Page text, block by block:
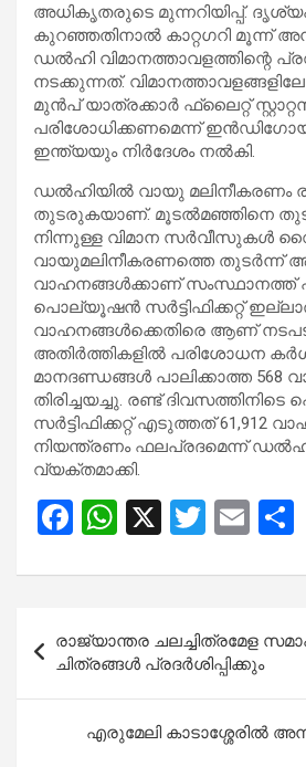
അധികൃതരുടെ മുന്നറിയിപ്പ്.
കുറഞ്ഞതിനാൽ കാറ്റഗറി മൂന്ന്
ഡൽഹി വിമാനത്താവളത്തിന്റെ
നടക്കുന്നത്.
മുൻപ് യാത്രക്കാർ ഫ്ലൈറ്റ്
പരിശോധിക്കണമെന്ന്
ഇന്ത്യയും നിർദേശം നൽകി.
ഡൽഹിയിൽ വായു മലിനീകരണം
തുടരുകയാണ്. മൂടൽമഞ്ഞിനെ
നിന്നുള്ള വിമാന സർവീസുകൾ
വായുമലിനീകരണത്തെ തുടർന്ന്
വാഹനങ്ങൾക്കാണ് സംസ്ഥാനത്ത്
പൊല്യൂഷൻ സർട്ടിഫിക്കറ്റ്
വാഹനങ്ങൾക്കെതിരെ ആണ്
അതിർത്തികളിൽ പരിശോധന
മാനദണ്ഡങ്ങൾ പാലിക്കാത്ത 568
തിരിച്ചയച്ചു. രണ്ട്
സർട്ടിഫിക്കറ്റ് എടുത്തത് 61,912
നിയന്ത്രണം ഫലപ്രദമെന്ന്
വ്യക്തമാക്കി.
F
ce
b
o
o
k
W
at
A
p
p
X
T
tt
er
E
ail
navigation
രാജ്യാന്തര ചലച്ചിത്രമേള
ചിത്രങ്ങൾ പ്രദർശിപ്പിക്കും
എരുമേലി കാടാശ്ശേരിൽ